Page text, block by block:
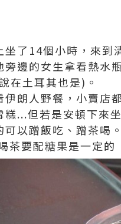
了14個小時，來
邊的女生拿看熱水
在土耳其也是)。
朗人野餐，小賣店
...但若是安頓下來
以蹭飯吃、蹭茶喝。
茶要配糖果是一定的